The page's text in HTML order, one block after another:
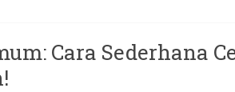
Cara Sederhana